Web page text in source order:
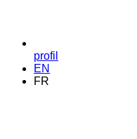
profil
EN
FR